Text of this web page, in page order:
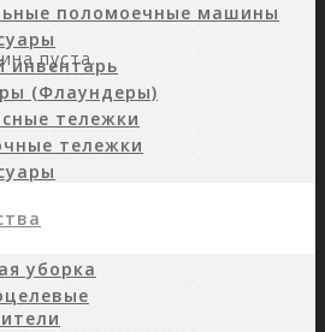
пуста.
поломоечные машины
инвентарь
(Флаундеры)
тележки
тележки
уборка